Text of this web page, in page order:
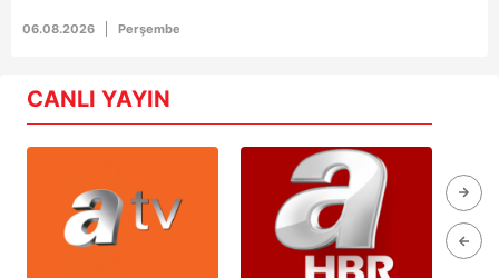
06.08.2026 Perşembe
CANLI YAYIN